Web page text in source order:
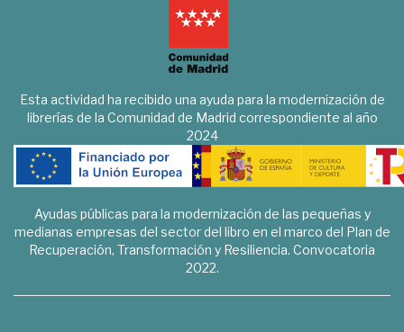
Esta actividad ha recibido una ayuda para la modernización de
librerías de la Comunidad de Madrid correspondiente al año
2024
Ayudas públicas para la modernización de las pequeñas y
medianas empresas del sector del libro en el marco del Plan de
Recuperación, Transformación y Resiliencia. Convocatoria
2022.